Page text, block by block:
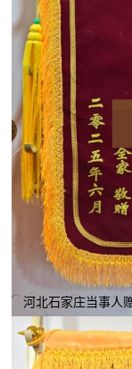
河北石家庄当事人